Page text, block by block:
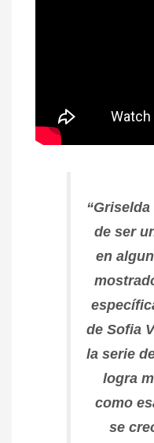
de ser
en
de Sofia
la serie
logra
como
se